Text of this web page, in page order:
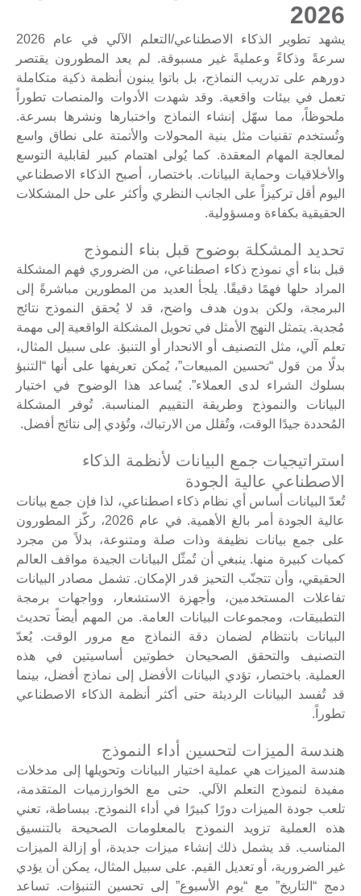
2026
يشهد تطوير الذكاء الاصطناعي/التعلم الآلي في عام 2026
سرعةً وذكاءً وعمليةً غير مسبوقة. لم يعد المطورون يقتصر
دورهم على تدريب النماذج، بل باتوا يبنون أنظمة ذكية متكاملة
تعمل في بيئات واقعية. وقد شهدت الأدوات والمنصات تطوراً
ملحوظاً، مما سهّل إنشاء النماذج واختبارها ونشرها بسرعة.
وتُستخدم تقنيات مثل بنية المحولات والأتمتة على نطاق واسع
لمعالجة المهام المعقدة. كما يُولى اهتمام كبير لقابلية التوسع
والأخلاقيات وحماية البيانات. باختصار، أصبح الذكاء الاصطناعي
اليوم أقل تركيزاً على الجانب النظري وأكثر على حل المشكلات
الحقيقية بكفاءة ومسؤولية.
تحديد المشكلة بوضوح قبل بناء النموذج
قبل بناء أي نموذج ذكاء اصطناعي، من الضروري فهم المشكلة
المراد حلها فهمًا دقيقًا. يلجأ العديد من المطورين مباشرةً إلى
البرمجة، ولكن بدون هدف واضح، قد لا يُحقق النموذج نتائج
مُجدية. يتمثل النهج الأمثل في تحويل المشكلة الواقعية إلى مهمة
تعلم آلي، مثل التصنيف أو الانحدار أو التنبؤ. على سبيل المثال،
بدلًا من قول “تحسين المبيعات”، يُمكن تعريفها على أنها “التنبؤ
بسلوك الشراء لدى العملاء”. يُساعد هذا الوضوح في اختيار
البيانات والنموذج وطريقة التقييم المناسبة. تُوفر المشكلة
المُحددة جيدًا الوقت، وتُقلل من الارتباك، وتُؤدي إلى نتائج أفضل.
استراتيجيات جمع البيانات لأنظمة الذكاء
الاصطناعي عالية الجودة
تُعدّ البيانات أساس أي نظام ذكاء اصطناعي، لذا فإن جمع بيانات
عالية الجودة أمر بالغ الأهمية. في عام 2026، ركّز المطورون
على جمع بيانات نظيفة وذات صلة ومتنوعة، بدلاً من مجرد
كميات كبيرة منها. ينبغي أن تُمثّل البيانات الجيدة مواقف العالم
الحقيقي، وأن تتجنّب التحيز قدر الإمكان. تشمل مصادر البيانات
تفاعلات المستخدمين، وأجهزة الاستشعار، وواجهات برمجة
التطبيقات، ومجموعات البيانات العامة. من المهم أيضاً تحديث
البيانات بانتظام لضمان دقة النماذج مع مرور الوقت. يُعدّ
التصنيف والتحقق الصحيحان خطوتين أساسيتين في هذه
العملية. باختصار، تؤدي البيانات الأفضل إلى نماذج أفضل، بينما
قد تُفسد البيانات الرديئة حتى أكثر أنظمة الذكاء الاصطناعي
تطوراً.
هندسة الميزات لتحسين أداء النموذج
هندسة الميزات هي عملية اختيار البيانات وتحويلها إلى مدخلات
مفيدة لنموذج التعلم الآلي. حتى مع الخوارزميات المتقدمة،
تلعب جودة الميزات دورًا كبيرًا في أداء النموذج. ببساطة، تعني
هذه العملية تزويد النموذج بالمعلومات الصحيحة بالتنسيق
المناسب. قد يشمل ذلك إنشاء ميزات جديدة، أو إزالة الميزات
غير الضرورية، أو تعديل القيم. على سبيل المثال، يمكن أن يؤدي
دمج “التاريخ” مع “يوم الأسبوع” إلى تحسين التنبؤات. تساعد